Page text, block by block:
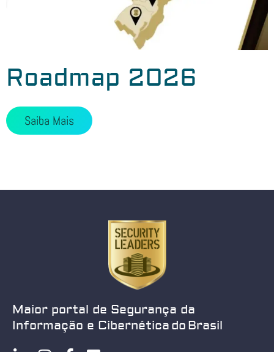
Roadmap 2026
Saiba Mais
Maior portal de Segurança da
Informação e Cibernética do Brasil